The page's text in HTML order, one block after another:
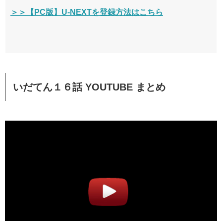
＞＞【PC版】U-NEXTを登録方法はこちら
いだてん１６話 YOUTUBE まとめ